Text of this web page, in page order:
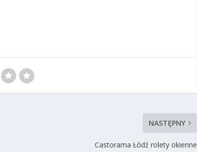
NASTĘPNY
Castorama Łódź rolety okienne